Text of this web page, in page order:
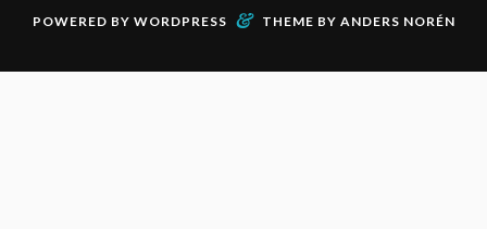
POWERED BY WORDPRESS & THEME BY ANDERS NORÉN